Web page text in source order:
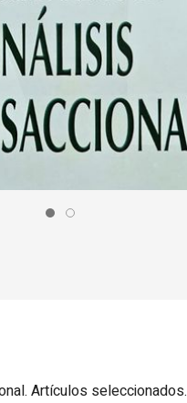
Artículos seleccionados.